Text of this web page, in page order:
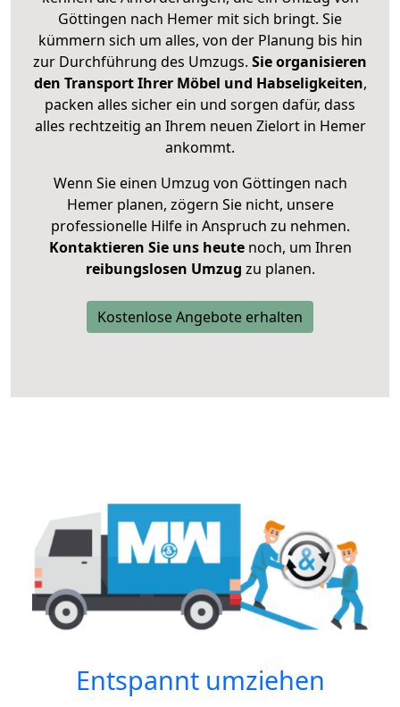
Göttingen nach Hemer mit sich bringt. Sie
kümmern sich um alles, von der Planung bis hin
zur Durchführung des Umzugs. Sie organisieren
den Transport Ihrer Möbel und Habseligkeiten,
packen alles sicher ein und sorgen dafür, dass
alles rechtzeitig an Ihrem neuen Zielort in Hemer
ankommt.
Wenn Sie einen Umzug von Göttingen nach
Hemer planen, zögern Sie nicht, unsere
professionelle Hilfe in Anspruch zu nehmen.
Kontaktieren Sie uns heutenoch, um Ihren
reibungslosen Umzug zu planen.
Kostenlose Angebote erhalten
Entspannt umziehen